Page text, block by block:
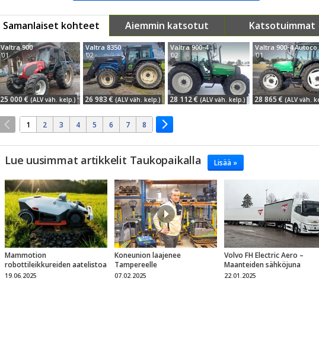
Samanlaiset kohteet Aiemmin katsotut Katsotuimmat
Valtra 900
'01
25 000 € (ALV väh. kelp.)
Valtra 8350
'02
26 983 € (ALV väh. kelp.)
Valtra 900-4
'02
28 112 € (ALV väh. kelp.)
'01
28 865 € (ALV väh.
1 2 3 4 5 6 7 8
Lue uusimmat artikkelit Taukopaikalla Lisää »
Mammotion
robottileikkureiden aatelistoa
19.06.2025
Koneunion laajenee
Tampereelle
07.02.2025
Volvo FH Electric Aero –
Maanteiden sähköjuna
22.01.2025